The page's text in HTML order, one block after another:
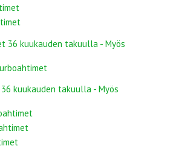
36 kuukauden takuulla - Myös
kuukauden takuulla - Myös